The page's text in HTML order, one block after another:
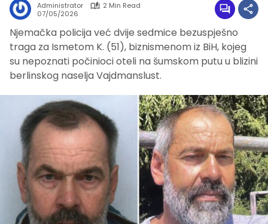
Administrator
2 Min Read
07/05/2026
Njemačka policija već dvije sedmice bezuspješno
traga za Ismetom K. (51), biznismenom iz BiH, kojeg
su nepoznati počinioci oteli na šumskom putu u blizini
berlinskog naselja Vajdmanslust.